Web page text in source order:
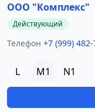
ООО "Комплекс"
Действующий
Телефон +7 (999)
L M1 N1